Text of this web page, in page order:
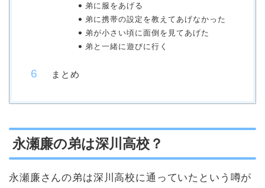
弟に服をあげる
弟に携帯の設定を教えてあげなかった
弟が小さい頃に面倒を見てあげた
弟と一緒に遊びに行く
まとめ
永瀬廉の弟は深川高校？
永瀬廉さんの弟は深川高校に通っていたという噂が